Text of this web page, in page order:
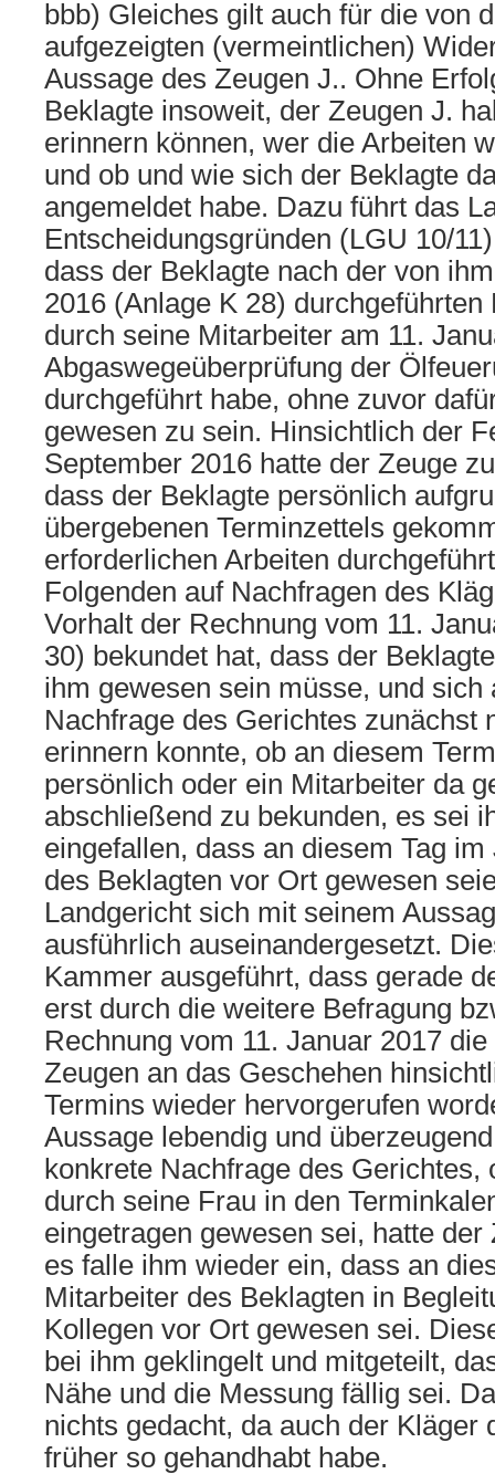
bbb) Gleiches gilt auch für die von
aufgezeigten (vermeintlichen)
Aussage des Zeugen J.. Ohne
Beklagte insoweit, der Zeugen J.
erinnern können, wer die Arbeiten
und ob und wie sich der Beklagte
angemeldet habe. Dazu führt das
Entscheidungsgründen (LGU 10/
dass der Beklagte nach der von
2016 (Anlage K 28) durchgeführten
durch seine Mitarbeiter am 11.
Abgaswegeüberprüfung der
durchgeführt habe, ohne zuvor
gewesen zu sein. Hinsichtlich der
September 2016 hatte der Zeuge
dass der Beklagte persönlich
übergebenen Terminzettels
erforderlichen Arbeiten
Folgenden auf Nachfragen des
Vorhalt der Rechnung vom 11.
30) bekundet hat, dass der
ihm gewesen sein müsse, und sich
Nachfrage des Gerichtes zunächst
erinnern konnte, ob an diesem
persönlich oder ein Mitarbeiter da
abschließend zu bekunden, es sei
eingefallen, dass an diesem Tag
des Beklagten vor Ort gewesen
Landgericht sich mit seinem
ausführlich auseinandergesetzt.
Kammer ausgeführt, dass gerade
erst durch die weitere Befragung
Rechnung vom 11. Januar 2017
Zeugen an das Geschehen
Termins wieder hervorgerufen
Aussage lebendig und
konkrete Nachfrage des Gerichtes,
durch seine Frau in den
eingetragen gewesen sei, hatte der
es falle ihm wieder ein, dass an
Mitarbeiter des Beklagten in
Kollegen vor Ort gewesen sei.
bei ihm geklingelt und mitgeteilt,
Nähe und die Messung fällig sei.
nichts gedacht, da auch der Kläger
früher so gehandhabt habe.